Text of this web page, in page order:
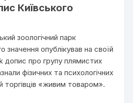
Київського
зоологічний парк
значення опублікував на своїй
допис про групу плямистих
фізичних та психологічних
торгівців «живим товаром».